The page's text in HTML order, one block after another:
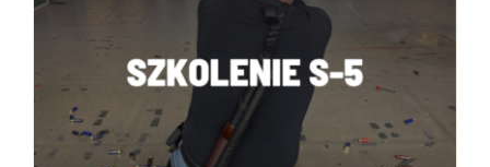
BOOK SZCZEGÓŁY